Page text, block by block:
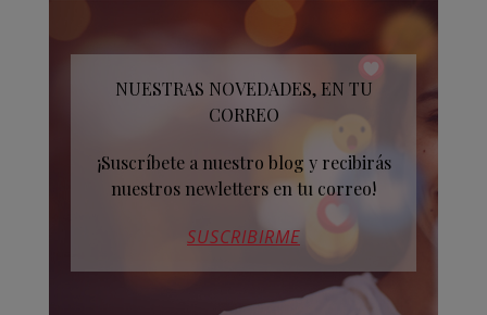
NUESTRAS NOVEDADES, EN TU
CORREO
¡Suscríbete a nuestro blog y recibirás
nuestros newletters en tu correo!
SUSCRIBIRME